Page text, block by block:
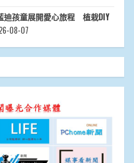
迪孩童展開愛心旅程 植栽DIY
08-07